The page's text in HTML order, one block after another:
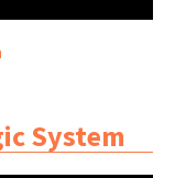
System